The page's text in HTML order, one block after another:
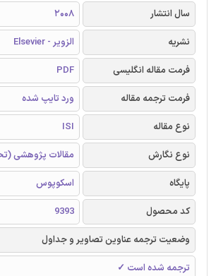
سال انتشار
2008
نشریه
الزویر - Elsevier
فرمت مقاله انگلیسی
PDF
فرمت ترجمه مقاله
ورد تایپ شده
نوع مقاله
ISI
نوع نگارش
مقالات پژوهشی
پایگاه
اسکوپوس
کد محصول
9393
وضعیت ترجمه عناوین تصاویر و جداول
ترجمه شده است ✓